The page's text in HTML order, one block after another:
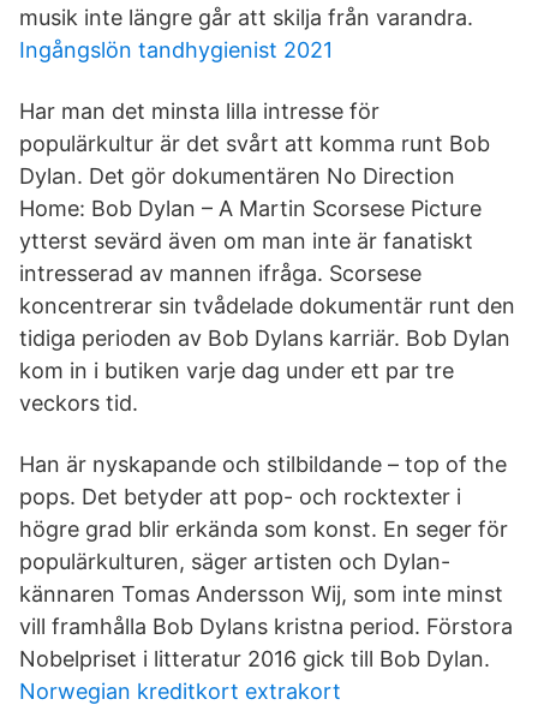
musik inte längre går att skilja från varandra.
Ingångslön tandhygienist 2021
Har man det minsta lilla intresse för
populärkultur är det svårt att komma runt Bob
Dylan. Det gör dokumentären No Direction
Home: Bob Dylan – A Martin Scorsese Picture
ytterst sevärd även om man inte är fanatiskt
intresserad av mannen ifråga. Scorsese
koncentrerar sin tvådelade dokumentär runt den
tidiga perioden av Bob Dylans karriär. Bob Dylan
kom in i butiken varje dag under ett par tre
veckors tid.
Han är nyskapande och stilbildande – top of the
pops. Det betyder att pop- och rocktexter i
högre grad blir erkända som konst. En seger för
populärkulturen, säger artisten och Dylan-
kännaren Tomas Andersson Wij, som inte minst
vill framhålla Bob Dylans kristna period. Förstora
Nobelpriset i litteratur 2016 gick till Bob Dylan.
Norwegian kreditkort extrakort